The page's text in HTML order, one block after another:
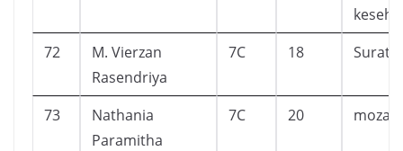
72
M. Vierzan
Rasendriya
7C 18 Surat
73
Nathania
Paramitha
7C 20